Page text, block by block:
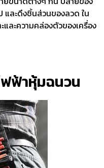
ละดึงชิ้นส่วนของลวด ใน
ละความคล่องตัวของเครื่อง
ฟฟ้าหุ้มฉนวน